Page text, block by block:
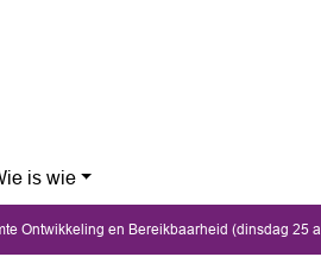
is wie
en Bereikbaarheid (dinsdag 25 augustus 2026)